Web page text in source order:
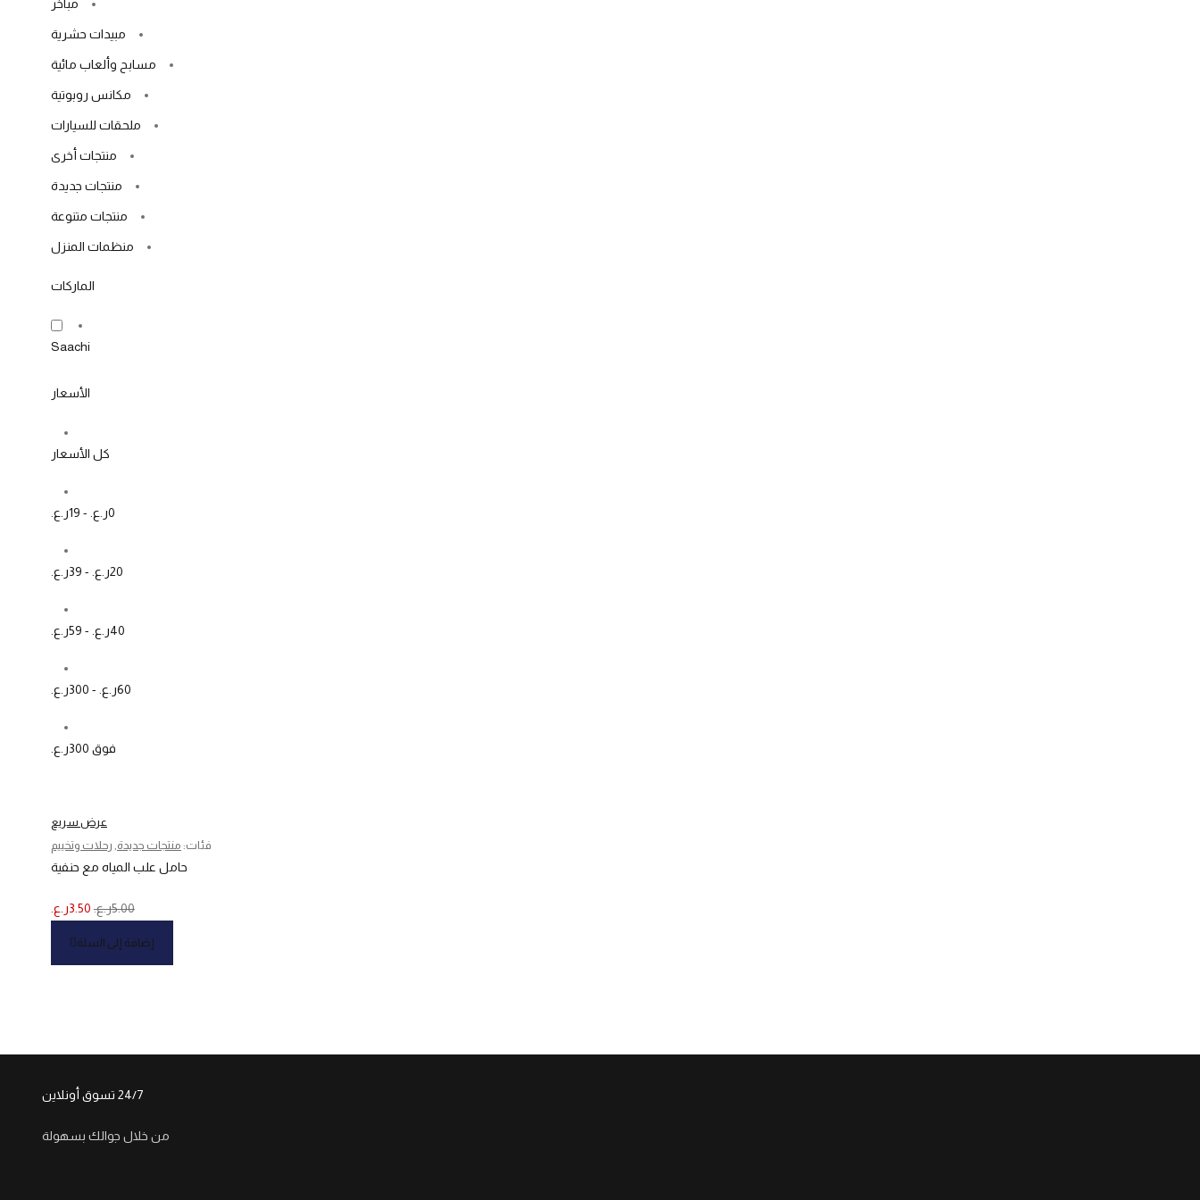
مباخر
مبيدات حشرية
مسابح وألعاب مائية
مكانس روبوتية
ملحقات للسيارات
منتجات أخرى
منتجات جديدة
منتجات متنوعة
منظمات المنزل
الماركات
Saachi
الأسعار
كل الأسعار
0ر.ع. - 19ر.ع.
20ر.ع. - 39ر.ع.
40ر.ع. - 59ر.ع.
60ر.ع. - 300ر.ع.
فوق 300ر.ع.
عرض سريع
فئات: منتجات جديدة, رحلات وتخييم
حامل علب المياه مع حنفية
5.00ر.ع. 3.50ر.ع.
إضافة إلى السلة
24/7 تسوق أونلاين
من خلال جوالك بسهولة